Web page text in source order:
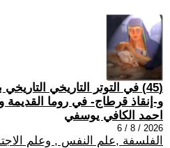
(45) في التوتر التاريخي
و-إنقاذ قرطاج- في روما
احمد الكافي يوسفي
2026 / 8 / 6
الفلسفة ,علم النفس , وعلم